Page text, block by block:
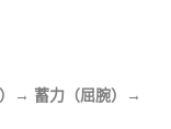
→ 蓄力（屈腕）→